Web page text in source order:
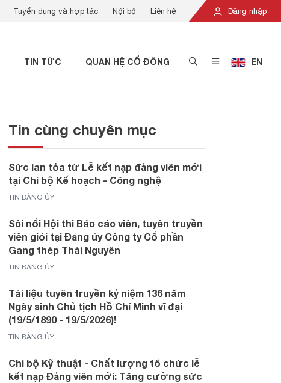
Đăng nhập
Tuyển dụng và hợp tác Nội bộ Liên hệ
TIN TỨC QUAN HỆ CỔ ĐÔNG EN
Tin cùng chuyên mục
Sức lan tỏa từ Lễ kết nạp đảng viên mới
tại Chi bộ Kế hoạch - Công nghệ
TIN ĐẢNG ỦY
Sôi nổi Hội thi Báo cáo viên, tuyên truyền
viên giỏi tại Đảng ủy Công ty Cổ phần
Gang thép Thái Nguyên
TIN ĐẢNG ỦY
Tài liệu tuyên truyền kỷ niệm 136 năm
Ngày sinh Chủ tịch Hồ Chí Minh vĩ đại
(19/5/1890 - 19/5/2026)!
TIN ĐẢNG ỦY
Chi bộ Kỹ thuật - Chất lượng tổ chức lễ
kết nạp Đảng viên mới: Tăng cường sức